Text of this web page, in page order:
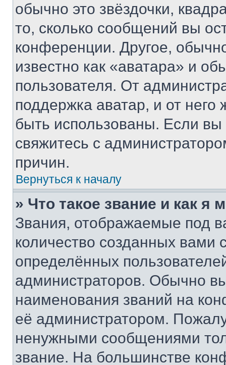
обычно это звёздочки,
то, сколько сообщений вы
конференции. Другое,
известно как «аватара» и
пользователя. От
поддержка аватар, и от него
быть использованы. Если
свяжитесь с
причин.
Вернуться к началу
» Что такое звание и как я
Звания, отображаемые под
количество созданных
определённых
администраторов. Обычно
наименования званий на
её администратором.
ненужными сообщениями
звание. На большинстве